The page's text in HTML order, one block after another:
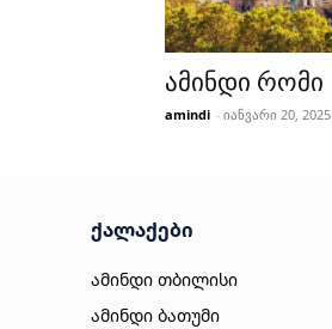
ამინდი რომი
amindi - იანვარი 20, 2025
ქალაქები
ამინდი თბილისი
ამინდი ბათუმი